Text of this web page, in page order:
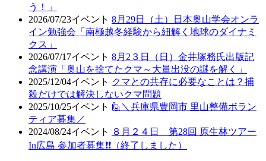
う！」
2026/07/23イベント 8月29日（土）日本奥山学会オンラ
イン勉強会「南極越冬経験から紐解く地球のダイナミ
クス」
2026/07/17イベント 8月2３日（日）金井塚務氏出版記
念講演「奥山を捨てたクマ～大量出没の謎を解く」
2025/12/04イベント クマとの共存に必要なことは？捕
殺だけでは解決しないクマ問題
2025/10/25イベント 🙋＼兵庫県豊岡市 里山整備ボラン
ティア募集／
2024/08/24イベント
８月２４日 第28回 原生林ツアー
In広島 参加者募集❗❗（終了しました）